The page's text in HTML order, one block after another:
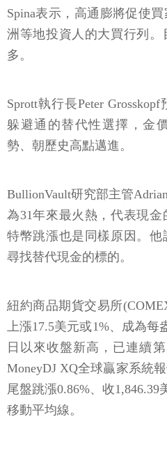
Spina表示，高通膨將促使
洲等地投資人的大買行列
多。
Sprott執行長Peter
躲避通的替代性選擇，金
勢、朝歷史高點邁進。
BullionVault研究部主管
為31年來最火熱，代表現
特幣跳漲也是同樣原因。
尋找替代現金的標的。
紐約商品期貨交易所
上漲17.5美元或1%、成為每
日以來收盤新高，已連續
MoneyDJ XQ全球贏家系統
尾盤跳漲0.86%、收
移動平均線。